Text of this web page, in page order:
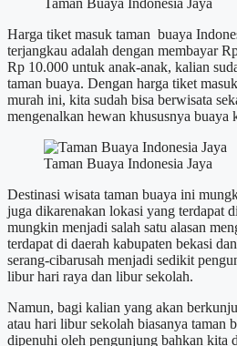
Harga tiket masuk taman buaya
terjangkau adalah dengan membayar
Rp 10.000 untuk anak-anak, kalian
taman buaya. Dengan harga tiket
murah ini, kita sudah bisa berwisata
mengenalkan hewan khususnya buaya
Taman Buaya Indonesia Jaya
Destinasi wisata taman buaya ini
juga dikarenakan lokasi yang terdapat
mungkin menjadi salah satu alasan
terdapat di daerah kabupaten bekasi
serang-cibarusah menjadi sedikit
libur hari raya dan libur sekolah.
Namun, bagi kalian yang akan
atau hari libur sekolah biasanya taman
dipenuhi oleh pengunjung bahkan kita